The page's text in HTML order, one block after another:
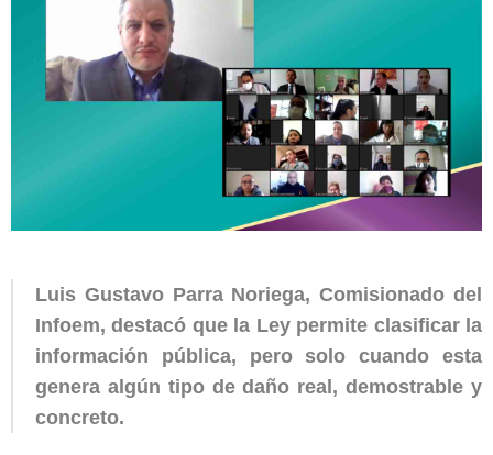
Luis Gustavo Parra Noriega, Comisionado del
Infoem, destacó que la Ley permite clasificar la
información pública, pero solo cuando esta
genera algún tipo de daño real, demostrable y
concreto.